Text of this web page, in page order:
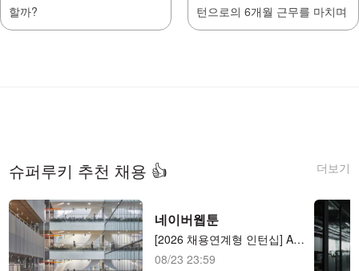
할까?
턴으로의 6개월 근무를 마치며
더보기
슈퍼루키 추천 채용 👍
네이버웹툰
[2026 채용연계형 인턴십] AI 애니메이션 제작 (AI animator) AI 애니메이션 제작
08/23 23:59